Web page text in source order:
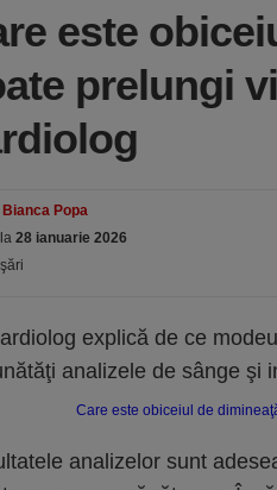
este
prelungi
Bianca Popa
28 ianuarie 2026
explică de ce
analizele de sânge şi
analizelor sunt